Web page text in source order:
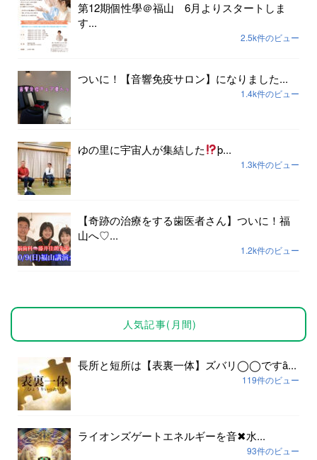
第12期個性學＠福山 6月よりスタートしま
す...
2.5k件のビュー
ついに！【音響免疫サロン】になりました...
1.4k件のビュー
ゆの里に宇宙人が集結した þ...
1.3k件のビュー
【奇跡の治療をする歯医者さん】ついに！福
山へ♡...
1.2k件のビュー
人気記事(月間)
長所と短所は【表裏一体】ズバリ◯◯ですȃ...
119件のビュー
ライオンズゲートエネルギーを音✖︎水...
93件のビュー